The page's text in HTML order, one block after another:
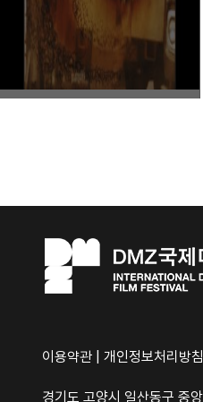
이용약관 개인정보처리방침
경기도 고양시 일산동구 중